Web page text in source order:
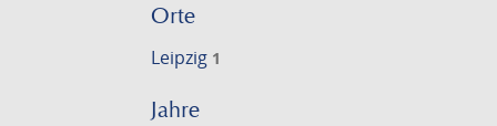
Orte
Leipzig 1
Jahre